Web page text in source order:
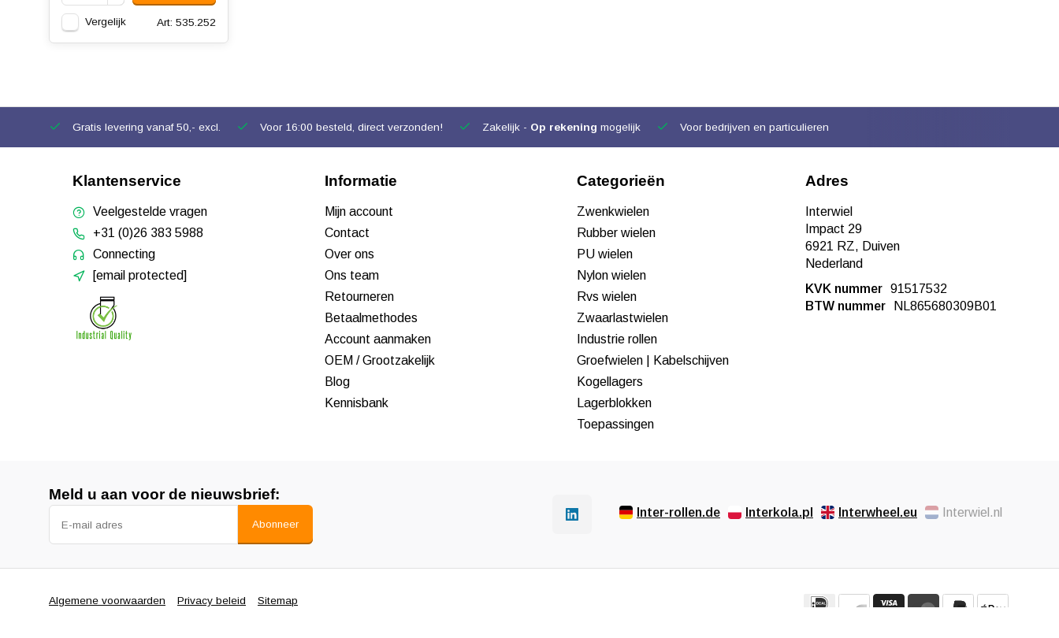
Vergelijk Art: 535.252
Gratis levering vanaf 50,- excl. Voor 16:00 besteld, direct verzonden! Zakelijk - Op rekening mogelijk Voor bedrijven en particulieren
Klantenservice
Veelgestelde vragen
+31 (0)26 383 5988
Connecting
[email protected]
Informatie
Mijn account
Contact
Over ons
Ons team
Retourneren
Betaalmethodes
Account aanmaken
OEM / Grootzakelijk
Blog
Kennisbank
Categorieën
Zwenkwielen
Rubber wielen
PU wielen
Nylon wielen
Rvs wielen
Zwaarlastwielen
Industrie rollen
Groefwielen | Kabelschijven
Kogellagers
Lagerblokken
Toepassingen
Adres
Interwiel
Impact 29
6921 RZ, Duiven
Nederland
KVK nummer 91517532
BTW nummer
NL865680309B01
Meld u aan voor de nieuwsbrief:
Abonneer
Inter-rollen.de Interkola.pl Interwheel.eu Interwiel.nl
Algemene voorwaarden Privacy beleid
Sitemap